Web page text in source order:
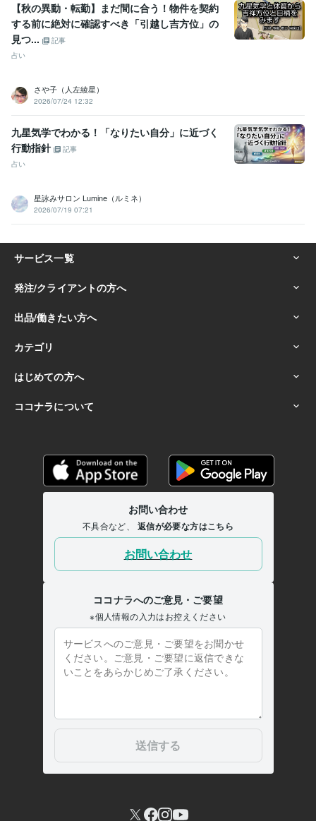
【秋の異動・転勤】まだ間に合う！物件を契約
する前に絶対に確認すべき「引越し吉方位」の
見つ...
記事
占い
さや子（人左綾星）
2026/07/24 12:32
九星気学でわかる！「なりたい自分」に近づく
行動指針
記事
占い
星詠みサロン Lumine（ルミネ）
2026/07/19 07:21